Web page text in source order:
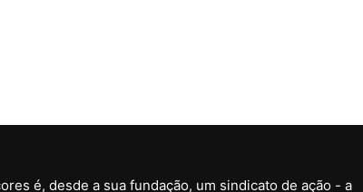
é, desde a sua fundação, um sindicato de ação - a